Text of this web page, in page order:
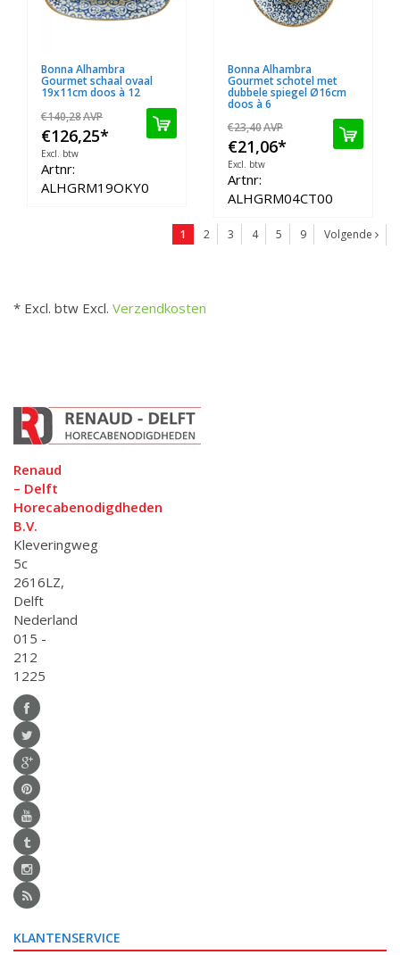
Bonna Alhambra
Gourmet schaal ovaal
19x11cm doos à 12
€140,28AVP
€126,25*
Excl. btw
Artnr:
ALHGRM19OKY0
Bonna Alhambra
Gourmet schotel met
dubbele spiegel Ø16cm
doos à 6
€23,40AVP
€21,06*
Excl. btw
Artnr:
ALHGRM04CT00
1 2 3 4 5 9 Volgende
* Excl. btw Excl. Verzendkosten
Renaud
– Delft
Horecabenodigdheden
B.V.
Kleveringweg
5c
2616LZ,
Delft
Nederland
015 -
212
1225
KLANTENSERVICE